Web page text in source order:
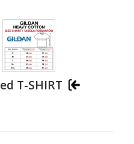
T-SHIRT